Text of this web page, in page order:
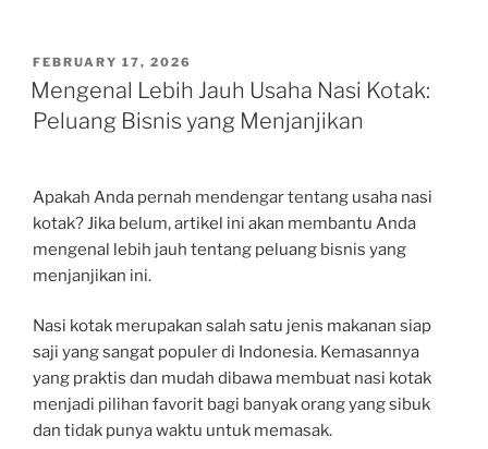
POSTED
ON
FEBRUARY 17, 2026
Mengenal Lebih Jauh Usaha Nasi Kotak:
Peluang Bisnis yang Menjanjikan
Apakah Anda pernah mendengar tentang usaha nasi
kotak? Jika belum, artikel ini akan membantu Anda
mengenal lebih jauh tentang peluang bisnis yang
menjanjikan ini.
Nasi kotak merupakan salah satu jenis makanan siap
saji yang sangat populer di Indonesia. Kemasannya
yang praktis dan mudah dibawa membuat nasi kotak
menjadi pilihan favorit bagi banyak orang yang sibuk
dan tidak punya waktu untuk memasak.